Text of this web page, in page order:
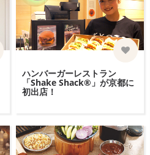
ハンバーガーレストラン
「Shake Shack®️」が京都に
初出店！